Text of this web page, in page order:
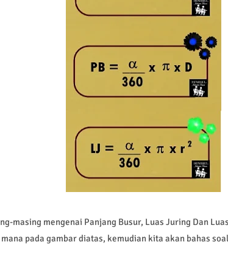
masing mengenai Panjang Busur, Luas Juring Dan
pada gambar diatas, kemudian kita akan bahas